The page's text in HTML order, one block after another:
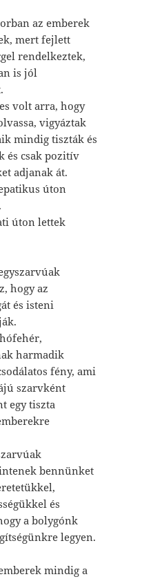
az emberek
mert fejlett
rendelkeztek,
is jól
volt arra, hogy
vigyáztak
mindig tiszták és
és csak pozitív
adjanak át.
úton
úton lettek
hogy az
és isteni
harmadik
fény, ami
szarvként
egy tiszta
bennünket
és
a bolygónk
legyen.
mindig a